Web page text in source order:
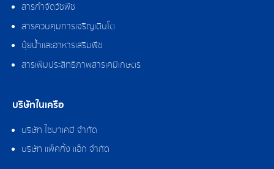
สารกำจัดวัชพืช
สารควบคุมการเจริญเติบโต
ปุ๋ยน้ำและอาหารเสริมพืช
สารเพิ่มประสิทธิภาพสารเคมีเกษตร
บริษัทในเครือ
บริษัท ไซมาเคมี จำกัด
บริษัท แพ็คกิ้ง แอ็ก จำกัด